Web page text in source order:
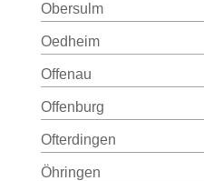
Obersulm
Oedheim
Offenau
Offenburg
Ofterdingen
Öhringen